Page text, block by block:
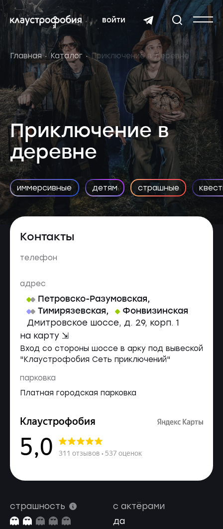
войти
Главная Каталог Приключение в деревне
Приключение в
деревне
иммерсивные детям страшные
Контакты
телефон
адрес
Петровско-Разумовская,
Тимирязевская, Фонвизинская
Дмитровское шоссе, д. 29, корп. 1
на карту ⇲
Вход со стороны шоссе в арку под вывеской
"Клаустрофобия Сеть приключений"
парковка
Платная городская парковка
страшность
с актёрами
да